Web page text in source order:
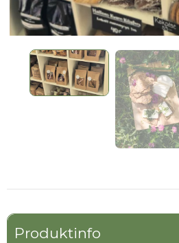
Produktinfo